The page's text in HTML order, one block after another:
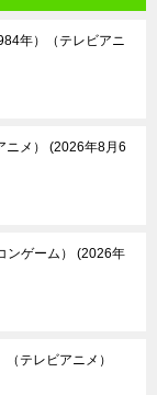
年）（テレビアニ
メ）
2026年8月6
ゲーム）
2026年
テレビアニメ）